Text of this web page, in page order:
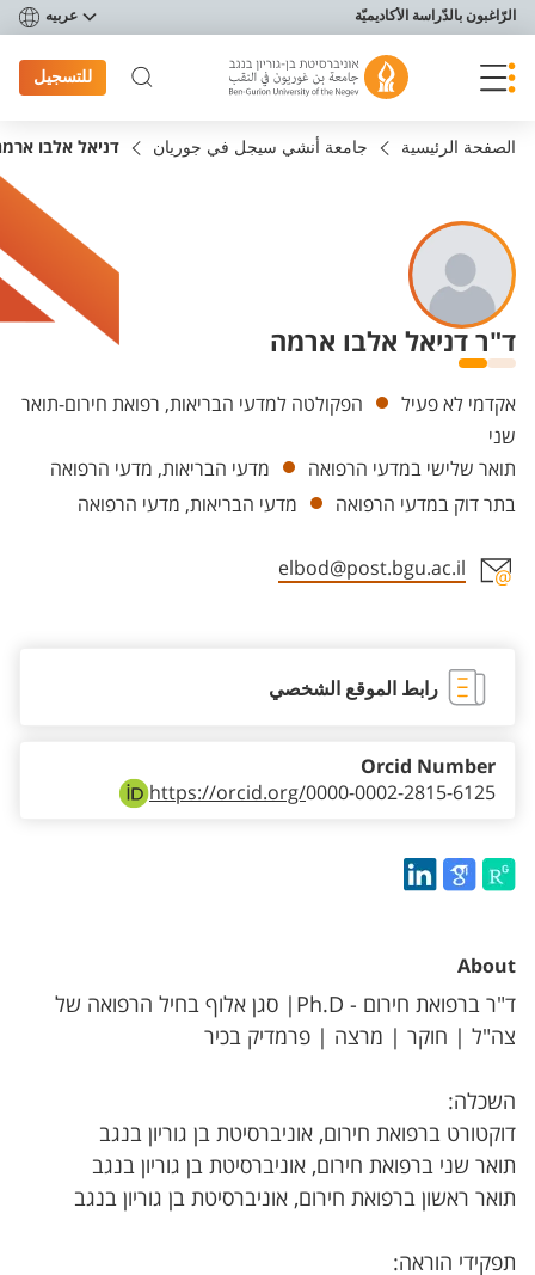
תפריט נגישות
الرّاغبون بالدّراسة الأكاديميّة عربيه
للتسجيل
الصفحة الرئيسية جامعة أنشي سيجل في جوريان דניאל אלבו
ד"ר דניאל אלבו ארמה
Departments
אקדמי לא פעיל
הפקולטה למדעי הבריאות, רפואת חירום-תואר
שני
תואר שלישי במדעי הרפואה
מדעי הבריאות, מדעי הרפואה
בתר דוק במדעי הרפואה
מדעי הבריאות, מדעי הרפואה
elbod@post.bgu.ac.il
رابط الموقع الشخصي
https://orcid.org/0000-0002-2815-6125
Orcid Number
About
ד"ר ברפואת חירום - Ph.D| סגן אלוף בחיל הרפואה של
צה"ל | חוקר | מרצה | פרמדיק בכיר
השכלה:
דוקטורט ברפואת חירום, אוניברסיטת בן גוריון בנגב
תואר שני ברפואת חירום, אוניברסיטת בן גוריון בנגב
תואר ראשון ברפואת חירום, אוניברסיטת בן גוריון בנגב
תפקידי הוראה: